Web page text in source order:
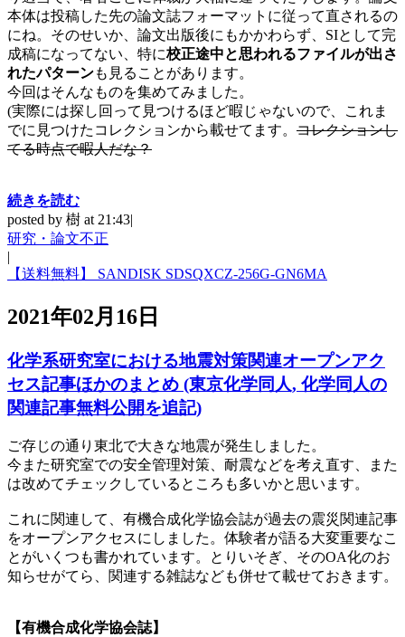
本体は投稿した先の論文誌フォーマットに従って直されるの
にね。そのせいか、論文出版後にもかかわらず、SIとして完
成稿になってない、特に校正途中と思われるファイルが出さ
れたパターンも見ることがあります。
今回はそんなものを集めてみました。
(実際には探し回って見つけるほど暇じゃないので、これま
でに見つけたコレクションから載せてます。 コレクションし
てる時点で暇人だな？
続きを読む
posted by 樹 at 21:43|
研究・論文不正
|
【送料無料】 SANDISK SDSQXCZ-256G-GN6MA
2021年02月16日
化学系研究室における地震対策関連オープンアク
セス記事ほかのまとめ (東京化学同人, 化学同人の
関連記事無料公開を追記)
ご存じの通り東北で大きな地震が発生しました。
今また研究室での安全管理対策、耐震などを考え直す、また
は改めてチェックしているところも多いかと思います。
これに関連して、有機合成化学協会誌が過去の震災関連記事
をオープンアクセスにしました。体験者が語る大変重要なこ
とがいくつも書かれています。とりいそぎ、そのOA化のお
知らせがてら、関連する雑誌なども併せて載せておきます。
【有機合成化学協会誌】